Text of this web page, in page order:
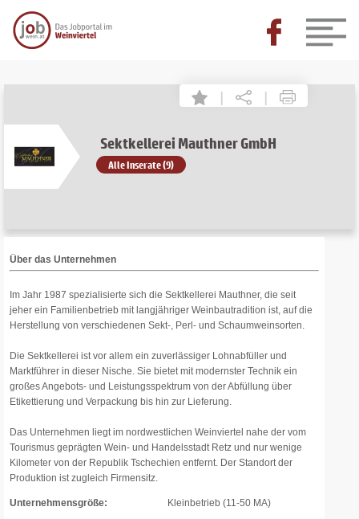
| |
Sektkellerei Mauthner GmbH
Alle Inserate (9)
Über das Unternehmen
Im Jahr 1987 spezialisierte sich die Sektkellerei Mauthner, die seit
jeher ein Familienbetrieb mit langjähriger Weinbautradition ist, auf die
Herstellung von verschiedenen Sekt-, Perl- und Schaumweinsorten.
Die Sektkellerei ist vor allem ein zuverlässiger Lohnabfüller und
Marktführer in dieser Nische. Sie bietet mit modernster Technik ein
großes Angebots- und Leistungsspektrum von der Abfüllung über
Etikettierung und Verpackung bis hin zur Lieferung.
Das Unternehmen liegt im nordwestlichen Weinviertel nahe der vom
Tourismus geprägten Wein- und Handelsstadt Retz und nur wenige
Kilometer von der Republik Tschechien entfernt. Der Standort der
Produktion ist zugleich Firmensitz.
Unternehmensgröße:
Kleinbetrieb (11-50 MA)